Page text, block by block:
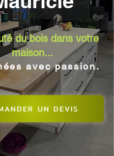
du bois dans votre
maison...
avec passion.
UN DEVIS